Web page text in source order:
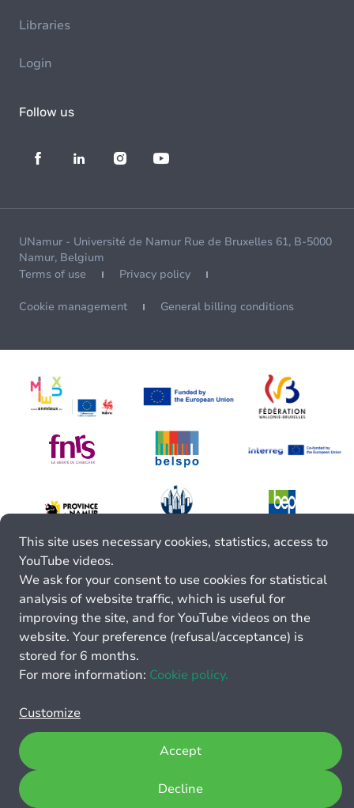
Libraries
Login
Follow us
UNamur - Université de Namur Rue de Bruxelles 61, B-5000
Namur, Belgium
Terms of use
Privacy policy
Cookie management General billing conditions
This site uses necessary cookies, statistics, access to
YouTube videos.
We ask for your consent to use cookies for statistical
analysis of website traffic, which is useful for
improving the site, and for YouTube videos on the
website. Your preference (refusal/acceptance) is
stored for 6 months.
For more information: Cookie policy.
Customize
Decline
Accept